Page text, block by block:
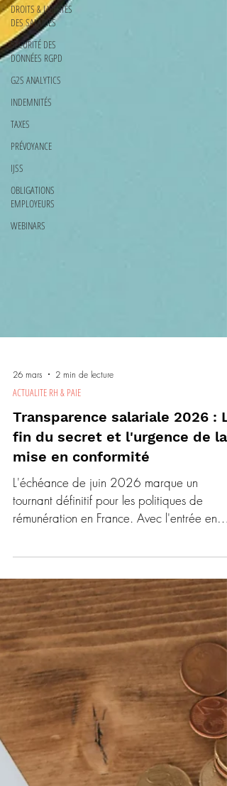
DROITS & LIBERTÉS
DES SALARIÉS
SÉCURITÉ DES
DONNÉES RGPD
G2S ANALYTICS
INDEMNITÉS
TAXES
PRÉVOYANCE
IJSS
OBLIGATIONS
EMPLOYEURS
WEBINARS
26 mars
ACTUALITE RH & PAIE
Transparence salariale 2026 :
mise en conformité
L'échéance de juin 2026 marque un
rémunération en France. Avec l'entrée en
transparence salariale, les entreprises
perdent l'exclusivité de l'information sur les
salaires. Désormais, la transparence
dès l'offre d'emploi et s'étend tout au long
la carrière du collaborateur, qui dispose
droit d'accès aux données de rémunération
moyenne pour un travail de valeur égale.
texte